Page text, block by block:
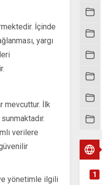
1
İçinde
yargı
mevcuttur. İlk
verilere
yönetimle ilgili